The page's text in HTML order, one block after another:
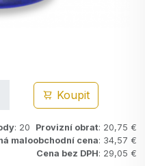
Koupit
: 20 Provizní obrat: 20,75 €
maloobchodní cena: 34,57 €
Cena bez DPH: 29,05 €